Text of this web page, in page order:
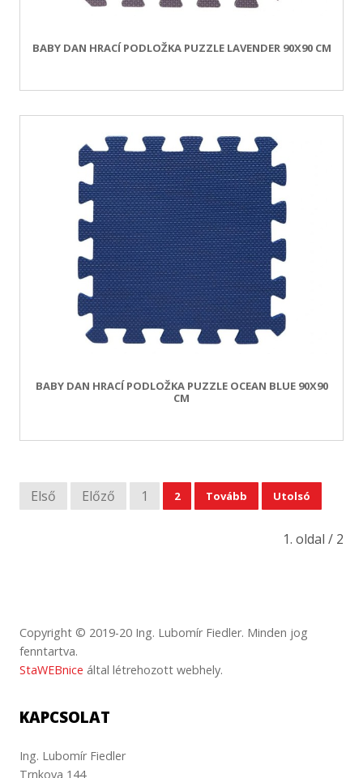
BABY DAN HRACÍ PODLOŽKA PUZZLE LAVENDER 90X90 CM
BABY DAN HRACÍ PODLOŽKA PUZZLE OCEAN BLUE 90X90
CM
Első Előző 1 2 Tovább Utolsó
1. oldal / 2
Copyright © 2019-20 Ing. Lubomír Fiedler. Minden jog
fenntartva.
StaWEBnice által létrehozott webhely.
KAPCSOLAT
Ing. Lubomír Fiedler
Trnkova 144